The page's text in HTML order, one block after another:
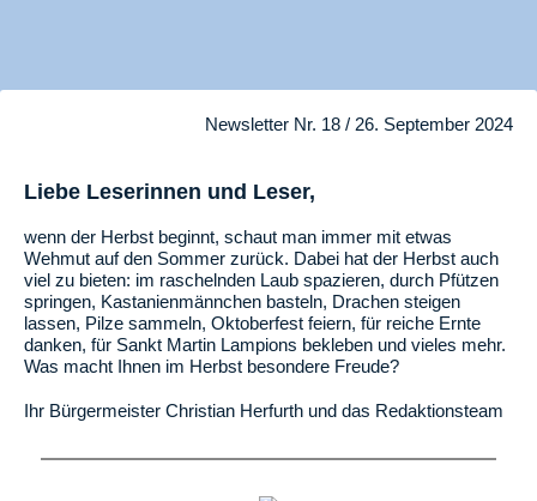
Newsletter Nr. 18 / 26. September 2024
Liebe Leserinnen und Leser,
wenn der Herbst beginnt, schaut man immer mit etwas
Wehmut auf den Sommer zurück. Dabei hat der Herbst auch
viel zu bieten: im raschelnden Laub spazieren, durch Pfützen
springen, Kastanienmännchen basteln, Drachen steigen
lassen, Pilze sammeln, Oktoberfest feiern, für reiche Ernte
danken, für Sankt Martin Lampions bekleben und vieles mehr.
Was macht Ihnen im Herbst besondere Freude?
Ihr Bürgermeister Christian Herfurth und das Redaktionsteam